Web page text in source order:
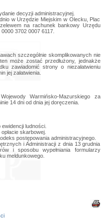
decyzji administracyjnej.
w Urzędzie Miejskim w Olecku, Plac
na rachunek bankowy Urzędu
3702 0007 6117.
szczególnie skomplikowanych nie
może zostać przedłużony, jednakże
zawiadomić strony o niezałatwieniu
jej załatwienia.
Warmińsko-Mazurskiego za
14 dni od dnia jej doręczenia.
ludności.
skarbowej.
postępowania administracyjnego.
i Administracji z dnia 13 grudnia
i sposobu wypełniania formularzy
meldunkowego.